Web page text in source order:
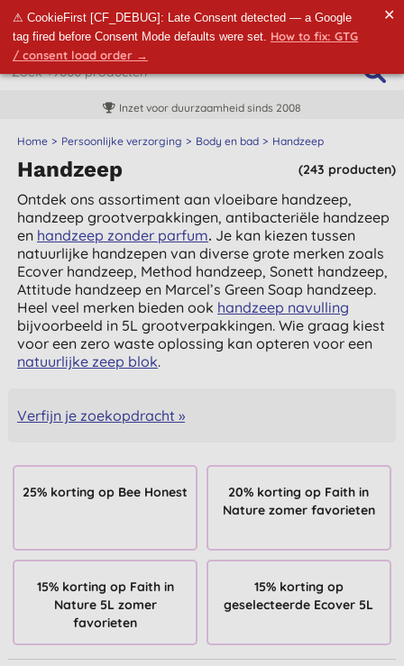
⚠ CookieFirst [CF_DEBUG]: Late Consent detected — a Google
tag fired before Consent Mode defaults were set. How to fix: GTG
/ consent load order →
✕
Inzet voor duurzaamheid sinds 2008
Home Persoonlijke verzorging Body en bad Handzeep
(243 producten)
Handzeep
Ontdek ons assortiment aan vloeibare handzeep,
handzeep grootverpakkingen, antibacteriële handzeep
en handzeep zonder parfum. Je kan kiezen tussen
natuurlijke handzepen van diverse grote merken zoals
Ecover handzeep, Method handzeep, Sonett handzeep,
Attitude handzeep en Marcel’s Green Soap handzeep.
Heel veel merken bieden ook handzeep navulling
bijvoorbeeld in 5L grootverpakkingen. Wie graag kiest
voor een zero waste oplossing kan opteren voor een
natuurlijke zeep blok.
Verfijn je zoekopdracht »
25% korting op Bee Honest
20% korting op Faith in
Nature zomer favorieten
15% korting op Faith in
Nature 5L zomer
favorieten
15% korting op
geselecteerde Ecover 5L